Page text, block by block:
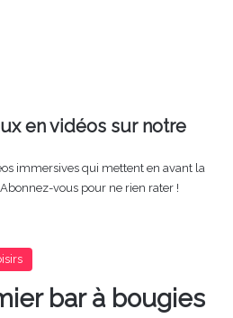
en vidéos sur notre
immersives qui mettent en avant la
vous pour ne rien rater !
bar à bougies